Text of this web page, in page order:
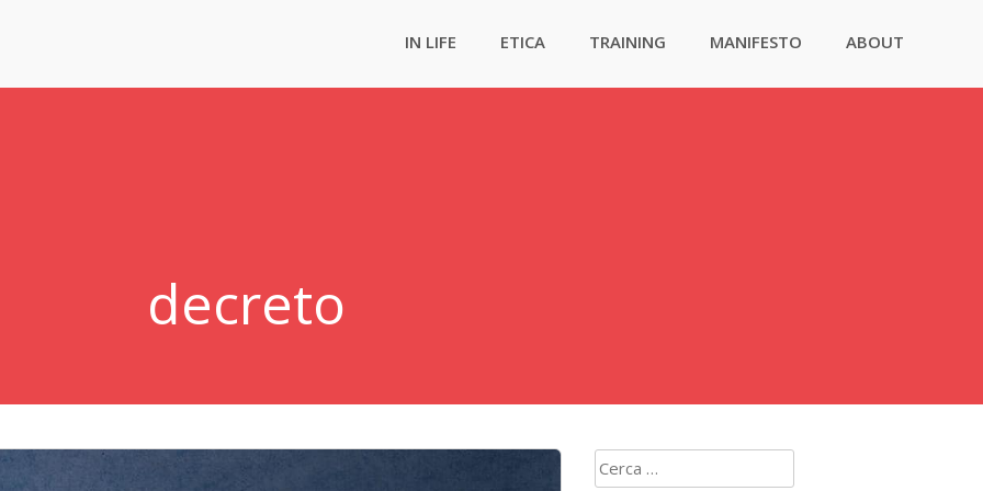
IN LIFE ETICA TRAINING MANIFESTO ABOUT
decreto
Ricerca